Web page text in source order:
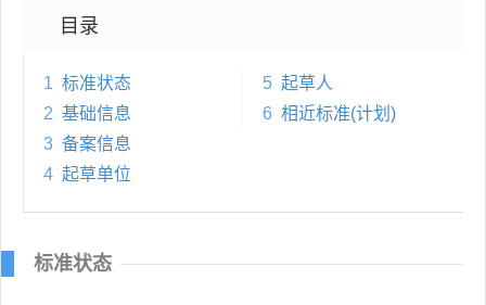
目录
1 标准状态
2 基础信息
3 备案信息
4 起草单位
5 起草人
6 相近标准(计划)
标准状态